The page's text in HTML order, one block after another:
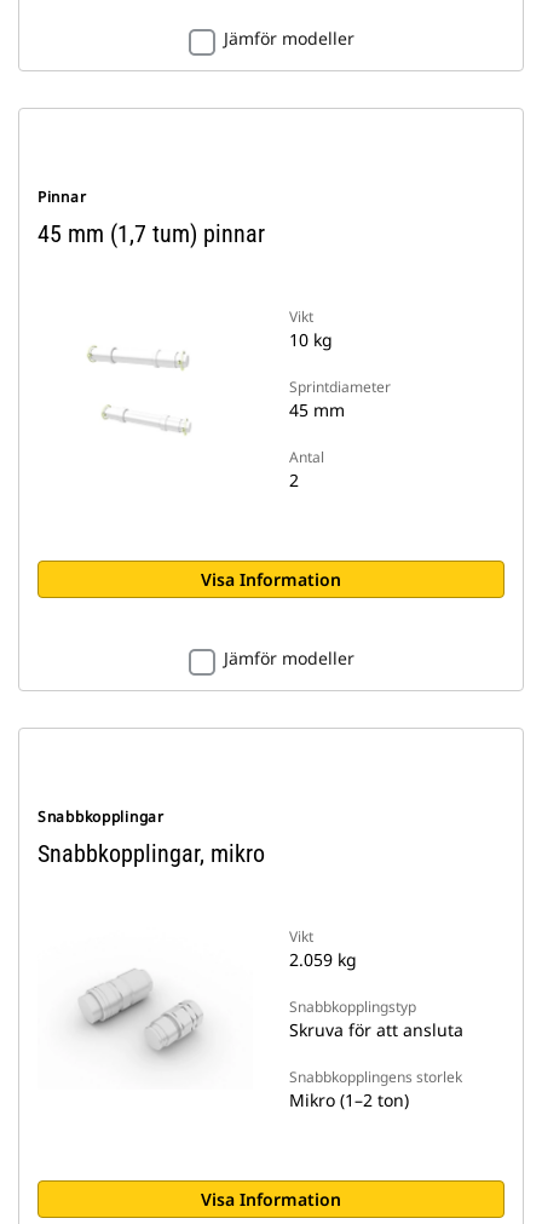
Jämför modeller
Pinnar
45 mm (1,7 tum) pinnar
Vikt
10 kg
Sprintdiameter
45 mm
Antal
2
Visa Information
Jämför modeller
Snabbkopplingar
Snabbkopplingar, mikro
Vikt
2.059 kg
Snabbkopplingstyp
Skruva för att ansluta
Snabbkopplingens storlek
Mikro (1–2 ton)
Visa Information